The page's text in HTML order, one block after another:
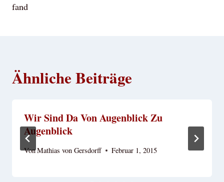
fand
Ähnliche Beiträge
Wir Sind Da Von Augenblick Zu
Augenblick
VonMathias von Gersdorff Februar 1, 2015